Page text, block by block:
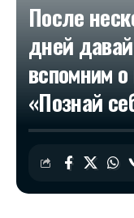
После
дней
вспомним
«Познай